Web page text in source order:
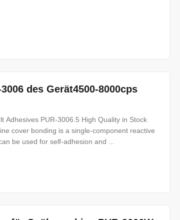
des Gerät4500-8000cps
Adhesives PUR-3006.5 High Quality in Stock
cover bonding is a single-component reactive
be used for self-adhesion and ...